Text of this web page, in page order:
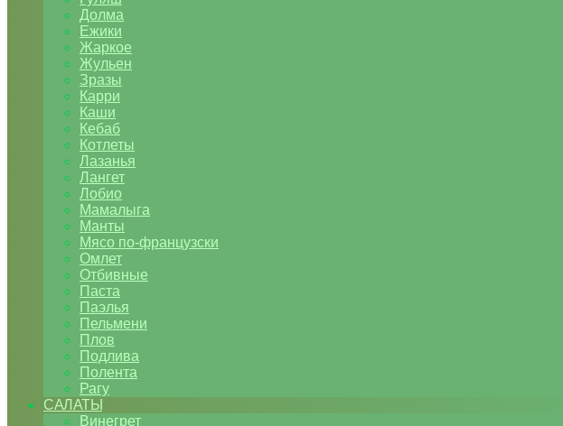
Долма
Ежики
Жаркое
Жульен
Зразы
Карри
Каши
Кебаб
Котлеты
Лазанья
Лангет
Лобио
Мамалыга
Манты
Мясо по-французски
Омлет
Отбивные
Паста
Паэлья
Пельмени
Плов
Подлива
Полента
Рагу
САЛАТЫ
Винегрет